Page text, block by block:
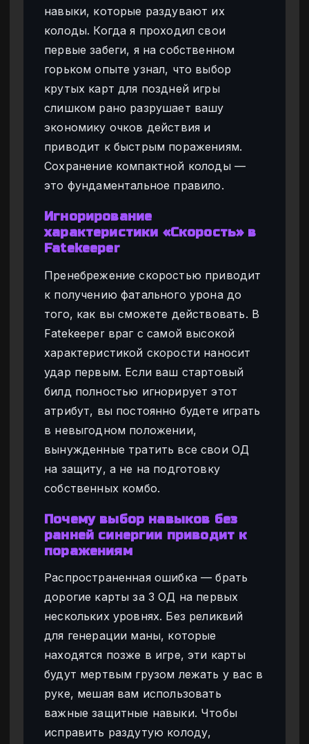
навыки, которые раздувают их
колоды. Когда я проходил свои
первые забеги, я на собственном
горьком опыте узнал, что выбор
крутых карт для поздней игры
слишком рано разрушает вашу
экономику очков действия и
приводит к быстрым поражениям.
Сохранение компактной колоды —
это фундаментальное правило.
Игнорирование
характеристики «Скорость» в
Fatekeeper
Пренебрежение скоростью приводит
к получению фатального урона до
того, как вы сможете действовать. В
Fatekeeper враг с самой высокой
характеристикой скорости наносит
удар первым. Если ваш стартовый
билд полностью игнорирует этот
атрибут, вы постоянно будете играть
в невыгодном положении,
вынужденные тратить все свои ОД
на защиту, а не на подготовку
собственных комбо.
Почему выбор навыков без
ранней синергии приводит к
поражениям
Распространенная ошибка — брать
дорогие карты за 3 ОД на первых
нескольких уровнях. Без реликвий
для генерации маны, которые
находятся позже в игре, эти карты
будут мертвым грузом лежать у вас в
руке, мешая вам использовать
важные защитные навыки. Чтобы
исправить раздутую колоду,